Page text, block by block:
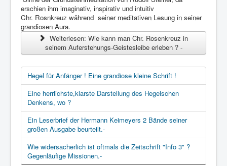
erschien ihm imaginativ, inspirativ und intuitiv
Chr. Rosnkreuz während seiner meditativen Lesung in seiner
grandiosen Aura.
Weiterlesen: Wie kann man Chr. Rosenkreuz in
seinem Auferstehungs-Geistesleibe erleben ? -
Hegel für Anfänger ! Eine grandiose kleine Schrift !
Eine herrlichste,klarste Darstellung des Hegelschen
Denkens, wo ?
Ein Leserbrief der Hermann Keimeyers 2 Bände seiner
großen Ausgabe beurteilt.-
Wie widersacherlich ist oftmals die Zeitschrift "Info 3" ?
Gegenläufige Missionen.-